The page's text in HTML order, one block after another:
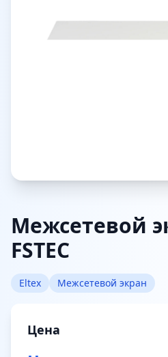
Межсетевой
FSTEC
Eltex Межсетевой экран
Цена